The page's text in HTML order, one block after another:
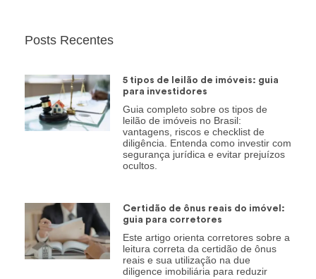
Posts Recentes
5 tipos de leilão de imóveis: guia
para investidores
Guia completo sobre os tipos de
leilão de imóveis no Brasil:
vantagens, riscos e checklist de
diligência. Entenda como investir com
segurança jurídica e evitar prejuízos
ocultos.
Certidão de ônus reais do imóvel:
guia para corretores
Este artigo orienta corretores sobre a
leitura correta da certidão de ônus
reais e sua utilização na due
diligence imobiliária para reduzir